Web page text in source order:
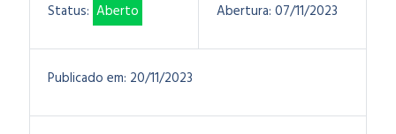
Status: Aberto Abertura: 07/11/2023
Publicado em: 20/11/2023